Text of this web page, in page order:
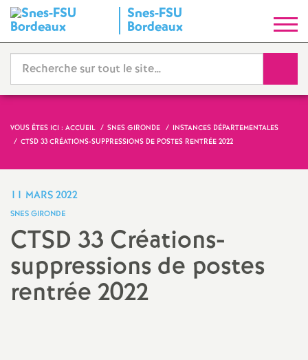
Snes-FSU
Bordeaux
y
n
d
i
a
t
VOUS ÊTES ICI : ACCUEIL SNES GIRONDE
INSTANCES DÉPARTEMENTALES
CTSD 33 CRÉATIONS-SUPPRESSIONS DE POSTES RENTRÉE 2022
11 MARS 2022
SNES GIRONDE
CTSD 33 Créations-
suppressions de postes
rentrée 2022